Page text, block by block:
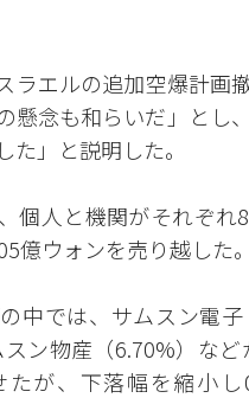
ラエルの追加空爆計画
懸念も和らいだ」とし
」と説明した。
個人と機関がそれぞ
億ウォンを売り越した。
中では、サムスン電
スン物産（6.70%）な
たが、下落幅を縮小